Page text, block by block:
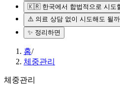
🇰🇷 한국에서 합법적으로 시도
⚠️ 의료 상담 없이 시도해도 될
✨ 정리하면
홈/
체중관리
체중관리